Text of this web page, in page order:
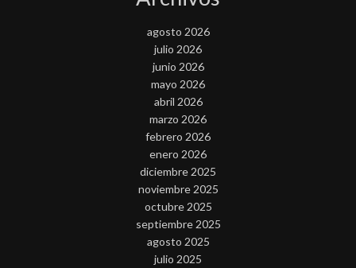
agosto 2026
julio 2026
junio 2026
mayo 2026
abril 2026
marzo 2026
febrero 2026
enero 2026
diciembre 2025
noviembre 2025
octubre 2025
septiembre 2025
agosto 2025
julio 2025